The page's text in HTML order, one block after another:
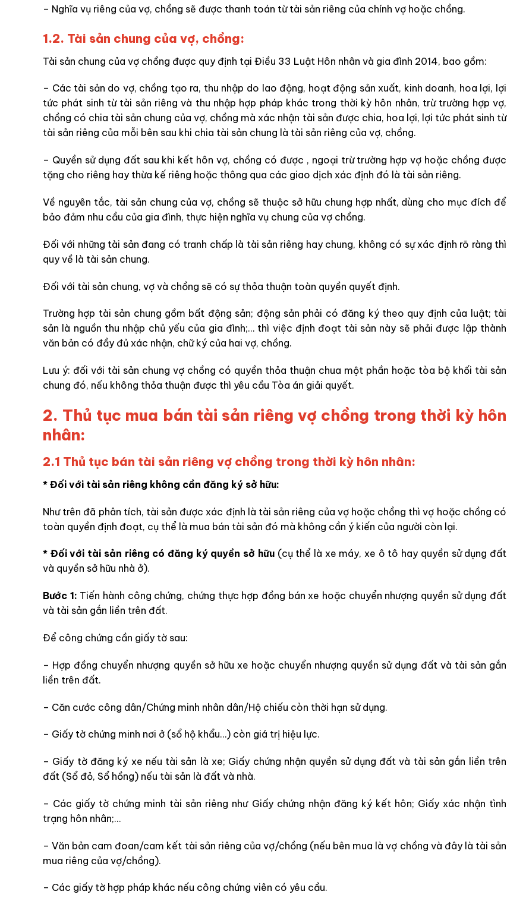
– Nghĩa vụ riêng của vợ, chồng sẽ được thanh toán từ tài sản riêng của chính vợ hoặc chồng.
1.2. Tài sản chung của vợ, chồng:
Tài sản chung của vợ chồng được quy định tại Điều 33 Luật Hôn nhân và gia đình 2014, bao gồm:
– Các tài sản do vợ, chồng tạo ra, thu nhập do lao động, hoạt động sản xuất, kinh doanh, hoa lợi, lợi
tức phát sinh từ tài sản riêng và thu nhập hợp pháp khác trong thời kỳ hôn nhân, trừ trường hợp vợ,
chồng có chia tài sản chung của vợ, chồng mà xác nhận tài sản được chia, hoa lợi, lợi tức phát sinh từ
tài sản riêng của mỗi bên sau khi chia tài sản chung là tài sản riêng của vợ, chồng.
– Quyền sử dụng đất sau khi kết hôn vợ, chồng có được , ngoại trừ trường hợp vợ hoặc chồng được
tặng cho riêng hay thừa kế riêng hoặc thông qua các giao dịch xác định đó là tài sản riêng.
Về nguyên tắc, tài sản chung của vợ, chồng sẽ thuộc sở hữu chung hợp nhất, dùng cho mục đích để
bảo đảm nhu cầu của gia đình, thực hiện nghĩa vụ chung của vợ chồng.
Đối với những tài sản đang có tranh chấp là tài sản riêng hay chung, không có sự xác định rõ ràng thì
quy về là tài sản chung.
Đối với tài sản chung, vợ và chồng sẽ có sự thỏa thuận toàn quyền quyết định.
Trường hợp tài sản chung gồm bất động sản; động sản phải có đăng ký theo quy định của luật; tài
sản là nguồn thu nhập chủ yếu của gia đình;… thì việc định đoạt tài sản này sẽ phải được lập thành
văn bản có đầy đủ xác nhận, chữ ký của hai vợ, chồng.
Lưu ý: đối với tài sản chung vợ chồng có quyền thỏa thuận chua một phần hoặc tòa bộ khối tài sản
chung đó, nếu không thỏa thuận được thì yêu cầu Tòa án giải quyết.
2. Thủ tục mua bán tài sản riêng vợ chồng trong thời kỳ hôn
nhân:
2.1 Thủ tục bán tài sản riêng vợ chồng trong thời kỳ hôn nhân:
* Đối với tài sản riêng không cần đăng ký sở hữu:
Như trên đã phân tích, tài sản được xác định là tài sản riêng của vợ hoặc chồng thì vợ hoặc chồng có
toàn quyền định đoạt, cụ thể là mua bán tài sản đó mà không cần ý kiến của người còn lại.
* Đối với tài sản riêng có đăng ký quyền sở hữu(cụ thể là xe máy, xe ô tô hay quyền sử dụng đất
và quyền sở hữu nhà ở).
Bước 1: Tiến hành công chứng, chứng thực hợp đồng bán xe hoặc chuyển nhượng quyền sử dụng đất
và tài sản gắn liền trên đất.
Để công chứng cần giấy tờ sau:
– Hợp đồng chuyển nhượng quyền sở hữu xe hoặc chuyển nhượng quyền sử dụng đất và tài sản gắn
liền trên đất.
– Căn cước công dân/Chứng minh nhân dân/Hộ chiếu còn thời hạn sử dụng.
– Giấy tờ chứng minh nơi ở (sổ hộ khẩu…) còn giá trị hiệu lực.
– Giấy tờ đăng ký xe nếu tài sản là xe; Giấy chứng nhận quyền sử dụng đất và tài sản gắn liền trên
đất (Sổ đỏ, Sổ hồng) nếu tài sản là đất và nhà.
– Các giấy tờ chứng minh tài sản riêng như Giấy chứng nhận đăng ký kết hôn; Giấy xác nhận tình
trạng hôn nhân;…
– Văn bản cam đoan/cam kết tài sản riêng của vợ/chồng (nếu bên mua là vợ chồng và đây là tài sản
mua riêng của vợ/chồng).
– Các giấy tờ hợp pháp khác nếu công chứng viên có yêu cầu.